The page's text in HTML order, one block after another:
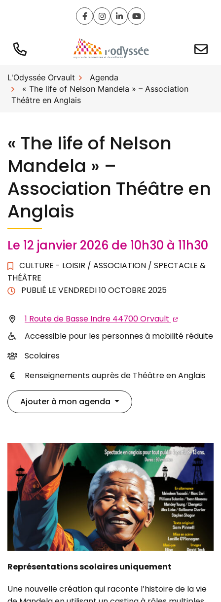
Lien vers le compte Facebook
Lien vers le compte Instagram
Lien vers le compte
Lien vers la chaîne
L'Odyssée Orvault
Agenda
« The life of Nelson Mandela » – Association
Théâtre en Anglais
« The life of Nelson
Mandela » –
Association Théâtre en
Anglais
Le 12 janvier 2026 de 10h30 à 11h30
CULTURE - LOISIR / ASSOCIATION / SPECTACLE &
THÉÂTRE
PUBLIÉ LE VENDREDI 10 OCTOBRE 2025
1 Route de Basse Indre 44700 Orvault
Accessible pour les personnes à mobilité réduite
Scolaires
Renseignements auprès de Théâtre en Anglais
Ajouter à mon agenda
Représentations scolaires uniquement
Une nouvelle création qui raconte l’histoire de la vie